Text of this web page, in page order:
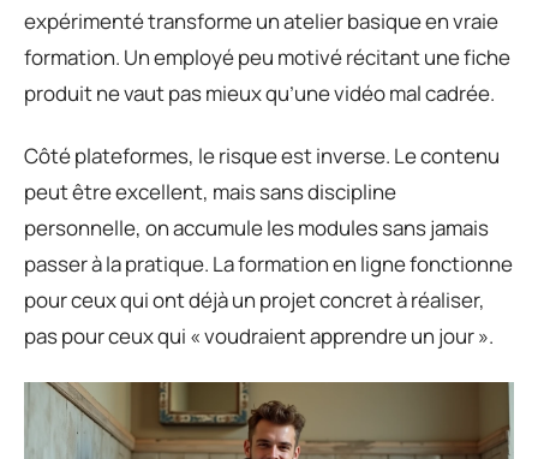
expérimenté transforme un atelier basique en vraie
formation. Un employé peu motivé récitant une fiche
produit ne vaut pas mieux qu’une vidéo mal cadrée.
Côté plateformes, le risque est inverse. Le contenu
peut être excellent, mais sans discipline
personnelle, on accumule les modules sans jamais
passer à la pratique. La formation en ligne fonctionne
pour ceux qui ont déjà un projet concret à réaliser,
pas pour ceux qui « voudraient apprendre un jour ».